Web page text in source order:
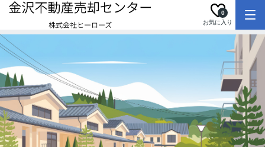
お気に入り
0